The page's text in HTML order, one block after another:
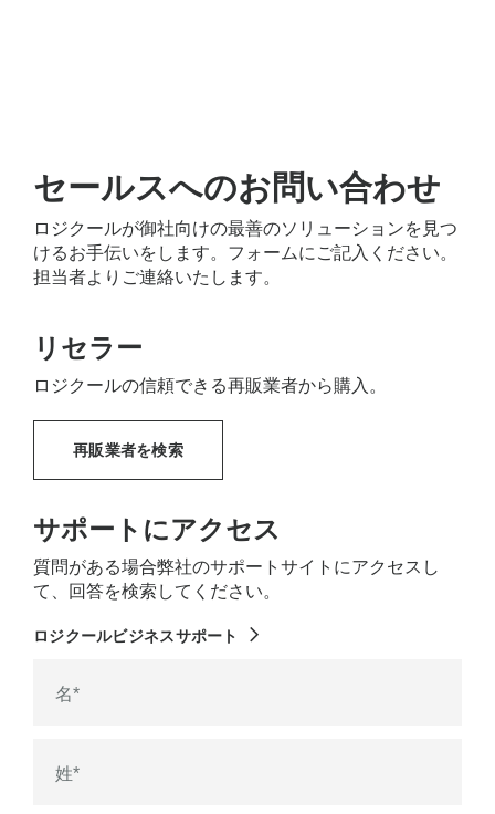
Easy-Switch
キー
USB-Cによる素早い充電
オン/オフスイッチ
Caps lock
インジケーター
デュアルレイアウトは
、 MacとWindows ユー
ザー向けの設計
矢印キー
統合されたテンキー
キーボード レイアウトは国によって異なる場合が
あります。
MX Keys（ビジネス用）のプラスチック部品には、認
定済みの再生プラスチックが26%含まれています
い家電製品の寿命が終わったプラスチックを再生し、
カーボンフットプリントを軽減します。
セールスへのお問い合わせ
ロジクールが御社向けの最善のソリューションを見つ
けるお手伝いをします。フォームにご記入ください。
担当者よりご連絡いたします。
リセラー
ロジクールの信頼できる再販業者から購入。
再販業者を検索
サポートにアクセス
質問がある場合弊社のサポートサイトにアクセスし
て、回答を検索してください。
ロジクールビジネスサポート
名*
姓*